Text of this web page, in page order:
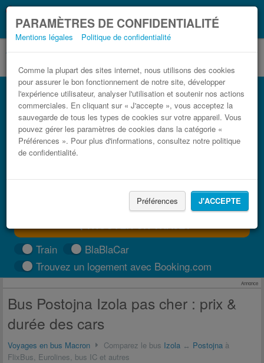
PARAMÈTRES DE CONFIDENTIALITÉ
Mentions légales Politique de confidentialité
Comme la plupart des sites internet, nous utilisons des cookies
pour assurer le bon fonctionnement de notre site, développer
l'expérience utilisateur, analyser l'utilisation et soutenir nos actions
commerciales. En cliquant sur « J'accepte », vous acceptez la
sauvegarde de tous les types de cookies sur votre appareil. Vous
pouvez gérer les paramètres de cookies dans la catégorie «
Préférences ». Pour plus d'informations, consultez notre politique
de confidentialité.
Préférences J'ACCEPTE
Coronavirus (COVID-19):Ce que vous devez
savoir, lorsque vous voyagez
Bus Izola Postojna pas cher
Trouvez votre billet de bus moins cher
TROUVER UN TRAJET
Train
BlaBlaCar
Trouvez un logement avec Booking.com
Annonce
Bus Postojna Izola pas cher : prix &
durée des cars
Voyages en bus Macron Comparez le bus Izola ↔ Postojna à
FlixBus, Eurolines, bus IC et autres